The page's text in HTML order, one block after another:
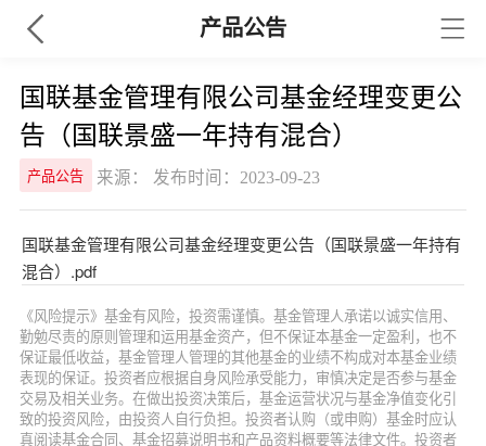
产品公告
国联基金管理有限公司基金经理变更公
告（国联景盛一年持有混合）
产品公告 来源： 发布时间：2023-09-23
国联基金管理有限公司基金经理变更公告（国联景盛一年持有
混合）.pdf
《风险提示》基金有风险，投资需谨慎。基金管理人承诺以诚实信用、
勤勉尽责的原则管理和运用基金资产，但不保证本基金一定盈利，也不
保证最低收益，基金管理人管理的其他基金的业绩不构成对本基金业绩
表现的保证。投资者应根据自身风险承受能力，审慎决定是否参与基金
交易及相关业务。在做出投资决策后，基金运营状况与基金净值变化引
致的投资风险，由投资人自行负担。投资者认购（或申购）基金时应认
真阅读基金合同、基金招募说明书和产品资料概要等法律文件。投资者